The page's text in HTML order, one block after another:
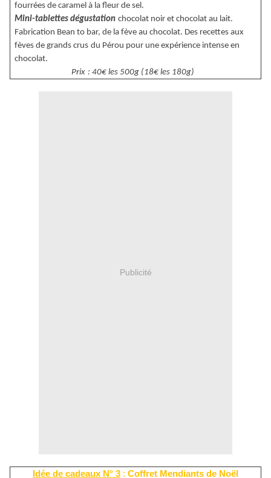
fourrées de caramel à la fleur de sel.
Mini-tablettes dégustation chocolat noir et chocolat au lait.
Fabrication Bean to bar, de la fève au chocolat. Des recettes aux
fèves de grands crus du Pérou pour une expérience intense en
chocolat.
Prix : 40€ les 500g (18€ les 180g)
Publicité
Idée de cadeaux N° 3 : Coffret Mendiants de Noë